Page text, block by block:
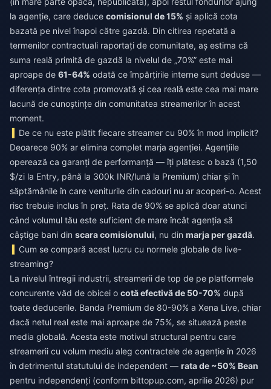
la agenție, care deduce comisionul de 15% și aplică cota
bazată pe nivel înapoi către gazdă. Din citirea repetată a
termenilor contractuali raportați de comunitate, aș estima că
suma reală primită de gazdă la nivelul de „70%” este mai
aproape de 61-64% odată ce împărțirile interne sunt deduse —
diferența dintre cota promovată și cea reală este cea mai mare
lacună de cunoștințe din comunitatea streamerilor în acest
moment.
De ce nu este plătit fiecare streamer cu 90% în mod implicit?
Deoarece 90% ar elimina complet marja agenției. Agențiile
operează ca garanți de performanță — îți plătesc o bază (1,50
$/zi la Entry, până la 300k INR/lună la Premium) chiar și în
săptămânile în care veniturile din cadouri nu ar acoperi-o. Acest
risc trebuie inclus în preț. Rata de 90% se aplică doar atunci
când volumul tău este suficient de mare încât agenția să
câștige bani din scara comisionului, nu din marja per gazdă.
Cum se compară acest lucru cu normele globale de live-
streaming?
La nivelul întregii industrii, streamerii de top de pe platformele
concurente văd de obicei o cotă efectivă de 50-70% după
toate deducerile. Banda Premium de 80-90% a Xena Live, chiar
dacă netul real este mai aproape de 75%, se situează peste
media globală. Acesta este motivul structural pentru care
streamerii cu volum mediu aleg contractele de agenție în 2026
în detrimentul statutului de independent — rata de ~50% Bean
pentru independenți (conform bittopup.com, aprilie 2026) pur